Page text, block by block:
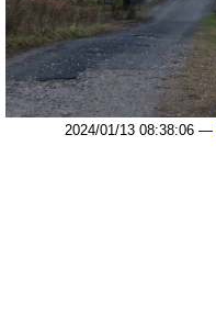
2024/01/13 08:38:06 —